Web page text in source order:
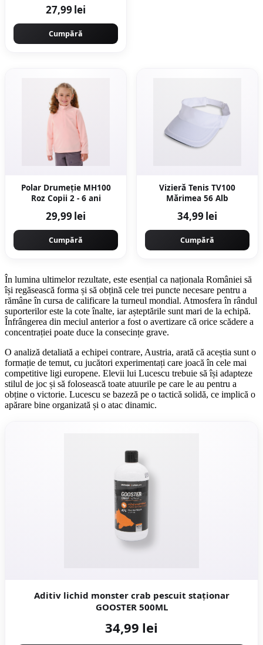
27,99 lei
Cumpără
Polar Drumeție MH100
Roz Copii 2 - 6 ani
29,99 lei
Cumpără
Vizieră Tenis TV100
Mărimea 56 Alb
34,99 lei
Cumpără
În lumina ultimelor rezultate, este esențial ca naționala României să
își regăsească forma și să obțină cele trei puncte necesare pentru a
rămâne în cursa de calificare la turneul mondial. Atmosfera în rândul
suporterilor este la cote înalte, iar așteptările sunt mari de la echipă.
Înfrângerea din meciul anterior a fost o avertizare că orice scădere a
concentrației poate duce la consecințe grave.
O analiză detaliată a echipei contrare, Austria, arată că aceștia sunt o
formație de temut, cu jucători experimentați care joacă în cele mai
competitive ligi europene. Elevii lui Lucescu trebuie să își adapteze
stilul de joc și să folosească toate atuurile pe care le au pentru a
obține o victorie. Lucescu se bazeză pe o tactică solidă, ce implică o
apărare bine organizată și o atac dinamic.
Aditiv lichid monster crab pescuit staționar
GOOSTER 500ML
34,99 lei